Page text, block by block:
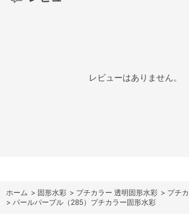
レビューはありません。
ホーム > 固形水彩 > プチカラー 透明固形水彩 > プチ
> パールパープル（285）プチカラー固形水彩